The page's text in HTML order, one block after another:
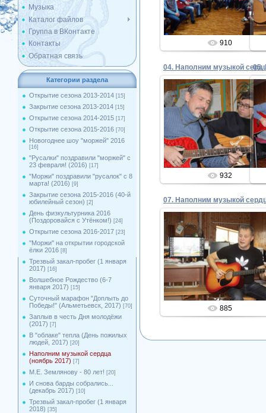
Музыка
Каталог файлов
Группа в ВКонтакте
Контакты
Обратная связь
Категории раздела
Открытие сезона 2013-2014 [15]
Закрытие сезона 2013-2014 [15]
Открытие сезона 2014-2015 [17]
Открытие сезона 2015-2016 [70]
Новогоднее шоу "моржей" 2016
[16]
"Русалки" поздравили "моржей" с
23 февраля! (2016) [17]
"Моржи" поздравили "русалок" с 8
марта! (2016) [9]
Закрытие сезона 2015-2016 (40-й
юбилейный сезон) [2]
День физкультурника 2016
(Поздоровайся с Утёнком!) [24]
Открытие сезона 2016-2017 [23]
''Моржи'' на открытии городской
ёлки 2016 [8]
Трезвый закал-пробег (1 января
2017) [16]
Волшебное Рождество (6-7
января 2017) [15]
Суточный марафон "Доплыть до
Победы!" (Альметьевск, 2017) [70]
Заплыв в честь Дня молодёжи
(2017) [7]
В "облаке" тепла (День пожилых
людей, 2017) [20]
Наполним музыкой сердца
(ноябрь 2017) [7]
М.Е. Землянову - 80 лет! [20]
И снова барды собрались...
(декабрь 2017) [10]
Трезвый закал-пробег (1 января
2018) [35]
Admin
910
06.11.2017
Встреча с бардами (ноябрь
Admin
932
06.11.2017
Встреча с бардами (ноябрь
Admin
885